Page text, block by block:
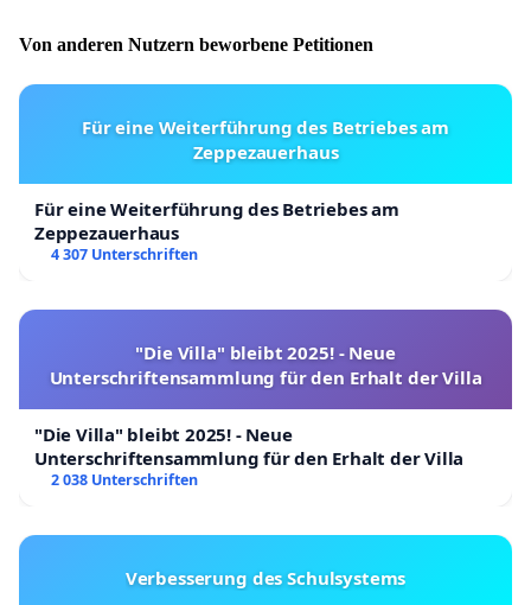
Von anderen Nutzern beworbene Petitionen
Für eine Weiterführung des Betriebes am
Zeppezauerhaus
Für eine Weiterführung des Betriebes am
Zeppezauerhaus
4 307 Unterschriften
"Die Villa" bleibt 2025! - Neue
Unterschriftensammlung für den Erhalt der Villa
"Die Villa" bleibt 2025! - Neue
Unterschriftensammlung für den Erhalt der Villa
2 038 Unterschriften
Verbesserung des Schulsystems